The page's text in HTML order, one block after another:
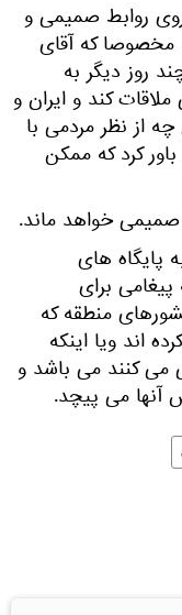
روابط صمیمی و
مخصوصا که آقای
روز دیگر به
کند و ایران و
از نظر مردمی با
کرد که ممکن
خواهد ماند.
پایگاه های
برای
منطقه که
اند ویا اینکه
می کنند می باشد و
آنها می پیچد.